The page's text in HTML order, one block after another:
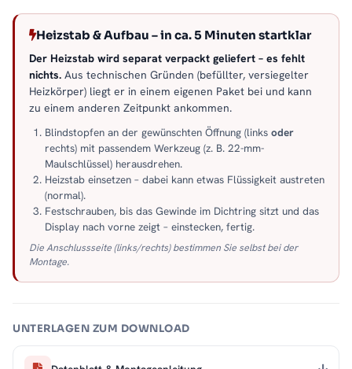
Heizstab & Aufbau – in ca. 5 Minuten startklar
Der Heizstab wird separat verpackt geliefert – es fehlt
nichts. Aus technischen Gründen (befüllter, versiegelter
Heizkörper) liegt er in einem eigenen Paket bei und kann
zu einem anderen Zeitpunkt ankommen.
Blindstopfen an der gewünschten Öffnung (links oder
rechts) mit passendem Werkzeug (z. B. 22-mm-
Maulschlüssel) herausdrehen.
Heizstab einsetzen – dabei kann etwas Flüssigkeit austreten
(normal).
Festschrauben, bis das Gewinde im Dichtring sitzt und das
Display nach vorne zeigt – einstecken, fertig.
Die Anschlussseite (links/rechts) bestimmen Sie selbst bei der
Montage.
UNTERLAGEN ZUM DOWNLOAD